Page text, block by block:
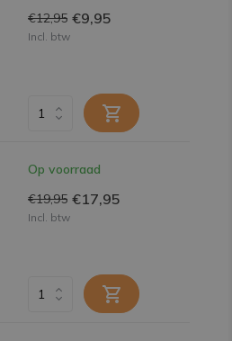
€12,95 €9,95
Incl. btw
Op voorraad
€19,95 €17,95
Incl. btw